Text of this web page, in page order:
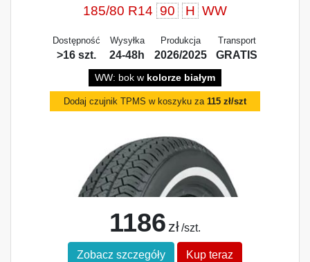
185/80 R14 90 H WW
Dostępność
>16 szt.
Wysyłka
24-48h
Produkcja
2026/2025
Transport
GRATIS
WW: bok w kolorze białym
Dodaj czujnik TPMS w koszyku za 115 zł/szt
1186 zł/szt.
Zobacz szczegóły Kup teraz